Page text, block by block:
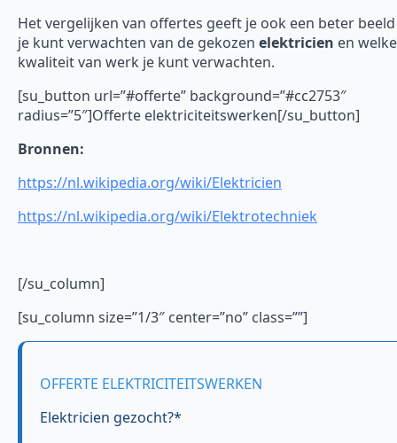
Het vergelijken van offertes geeft je ook een beter
je kunt verwachten van de gekozen elektricien en welke
kwaliteit van werk je kunt verwachten.
[su_button url=”#offerte” background=”#cc2753″
radius=”5″]Offerte elektriciteitswerken[/su_button]
Bronnen:
https://nl.wikipedia.org/wiki/Elektricien
https://nl.wikipedia.org/wiki/Elektrotechniek
[/su_column]
[su_column size=”1/3″ center=”no” class=””]
OFFERTE ELEKTRICITEITSWERKEN
Elektricien gezocht?*